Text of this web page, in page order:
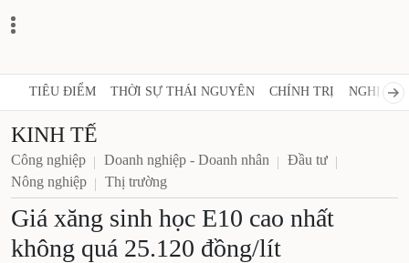
TIÊU ĐIỂM THỜI SỰ THÁI NGUYÊN CHÍNH TRỊ NGHỊ
KINH TẾ
Công nghiệp Doanh nghiệp - Doanh nhân
Đầu tư
Nông nghiệp
Thị trường
Giá xăng sinh học E10 cao nhất
không quá 25.120 đồng/lít